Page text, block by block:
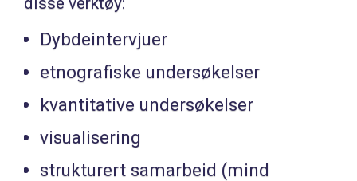
Dybdeintervjuer
etnografiske undersøkelser
kvantitative undersøkelser
visualisering
strukturert samarbeid (mind